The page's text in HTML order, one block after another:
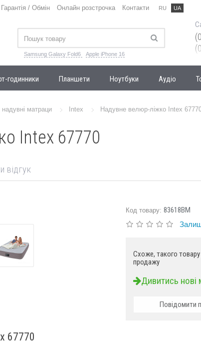
Гарантія / Обмін Онлайн розстрочка Контакти RU UA
Samsung Galaxy Fold6 Apple iPhone 16
годинники Планшети Ноутбуки Аудіо
матраци Intex Надувне велюр-ліжко Intex
Intex 67770
відгук
Код товару:83618BM
Схоже, такого
продажу
Дивитись нові
Повідомити
67770